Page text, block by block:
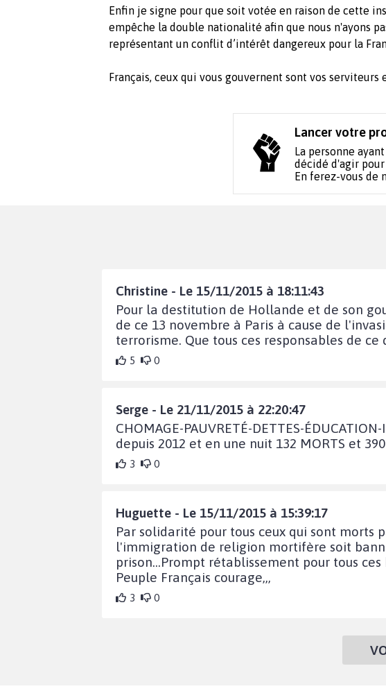
Enfin je signe pour que soit votée en raison de cette
empêche la double nationalité afin que nous n'ayons
représentant un conflit d’intérêt dangereux pour la
Français, ceux qui vous gouvernent sont vos serviteurs
Lancer votre
La personne
décidé d'agir
En ferez-vous de
Christine - Le 15/11/2015 à 18:11:43
Pour la destitution de Hollande et de son
de ce 13 novembre à Paris à cause de
terrorisme. Que tous ces responsables de
5 0
Serge - Le 21/11/2015 à 22:20:47
CHOMAGE-PAUVRETÉ-DETTES-
depuis 2012 et en une nuit 132 MORTS et 390
3 0
Huguette - Le 15/11/2015 à 15:39:17
Par solidarité pour tous ceux qui sont morts
l'immigration de religion mortifère soit
prison...Prompt rétablissement pour tous
Peuple Français courage,,,
3 0